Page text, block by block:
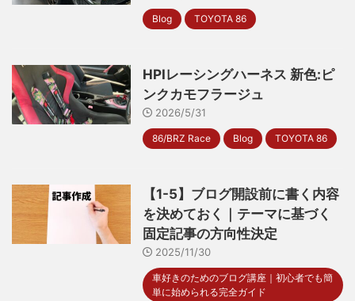
Blog TOYOTA 86
HPIレーシングハーネス 新色:ピ
ンクカモフラージュ
2026/5/31
86/BRZ Race Blog TOYOTA 86
【1-5】ブログ開設前に書く内容
を決めておく｜テーマに基づく
固定記事の方向性決定
2025/11/30
車好きのためのブログ講座｜初心者でも簡
単に始められる完全ガイド